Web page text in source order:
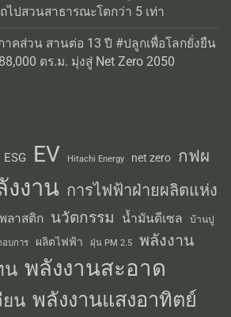
ไปสวนสาธารณะโตกว่า 5 เท่า
คส่วน สานต่อ 13 ปี #ปลูกเพื่อโลกยั่งยืน
ตร.ม. มุ่งสู่ Net Zero 2050
ESG EV Hitachi Energy net zero กฟผ
งงาน การไฟฟ้าฝ่ายผลิตแห่ง
ลาสติก นวัตกรรม น้ำมันดีเซล บ้านปู
อบการ ผลิตไฟฟ้า ฝุ่น PM 2.5 พลังงาน
น พลังงานสะอาด
ยน พลังงานแสงอาทิตย์